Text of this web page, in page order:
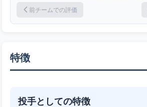
前チームでの評価
特徴
投手としての特徴